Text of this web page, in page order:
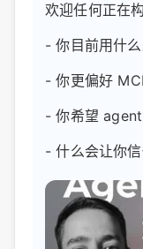
欢迎任何正在
- 你目前用什
- 你更偏好
- 你希望 agent
- 什么会让你信